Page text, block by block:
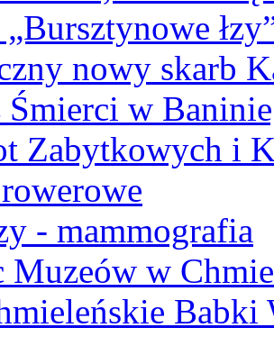
nowy skarb
Śmierci w
Zabytkowych i
- mammografia
Muzeów w
Babki